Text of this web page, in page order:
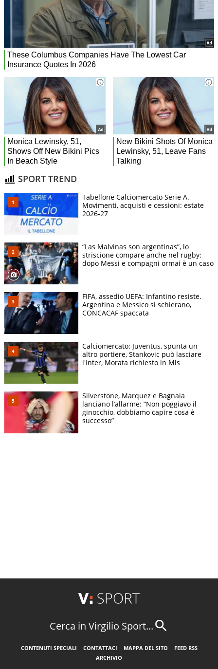
SPORT TREND
Tabellone Calciomercato Serie A.
Movimenti, acquisti e cessioni: estate
2026-27
“Las Malvinas son argentinas”, lo
striscione compare anche nel rugby:
dopo Messi e compagni ormai è un caso
FIFA, assedio UEFA: Infantino resiste.
Argentina e Messico si schierano,
CONCACAF spaccata
Calciomercato: Juventus, spunta un
altro portiere, Stankovic può lasciare
l'Inter, Morata richiesto in Mls
Silverstone, Marquez e Bagnaia
lanciano l’allarme: “Non poggiavo il
ginocchio, dobbiamo capire cosa è
successo”
Cerca in Virgilio Sport...
CONTENUTI SPECIALI CONTATTACI MAPPA DEL SITO
FEED RSS
ARCHIVIO